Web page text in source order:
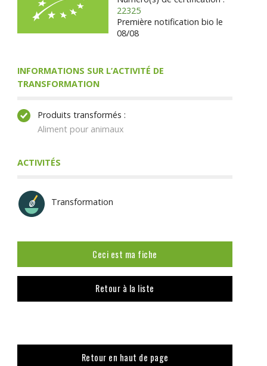
22325
Première notification bio le
08/08
INFORMATIONS SUR L’ACTIVITÉ DE
TRANSFORMATION
Produits transformés :
Aliment pour animaux
ACTIVITÉS
Transformation
Ceci est ma fiche
Retour à la liste
Retour en haut de page